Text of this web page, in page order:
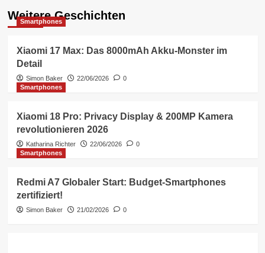
Weitere Geschichten
Smartphones
Xiaomi 17 Max: Das 8000mAh Akku-Monster im
Detail
Simon Baker 22/06/2026
0
Smartphones
Xiaomi 18 Pro: Privacy Display & 200MP Kamera
revolutionieren 2026
Katharina Richter 22/06/2026
0
Smartphones
Redmi A7 Globaler Start: Budget-Smartphones
zertifiziert!
Simon Baker 21/02/2026 0